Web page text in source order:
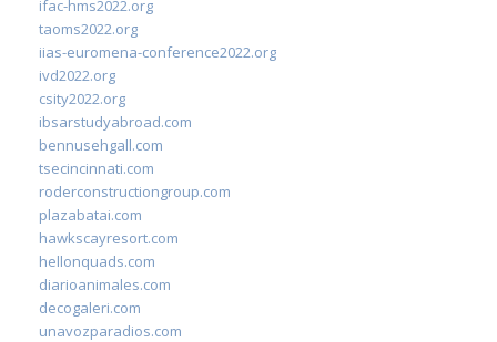
ifac-hms2022.org
taoms2022.org
iias-euromena-conference2022.org
ivd2022.org
csity2022.org
ibsarstudyabroad.com
bennusehgall.com
tsecincinnati.com
roderconstructiongroup.com
plazabatai.com
hawkscayresort.com
hellonquads.com
diarioanimales.com
decogaleri.com
unavozparadios.com